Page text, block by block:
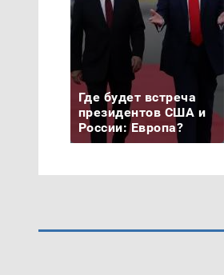
Где будет встреча
президентов США и
России: Европа?